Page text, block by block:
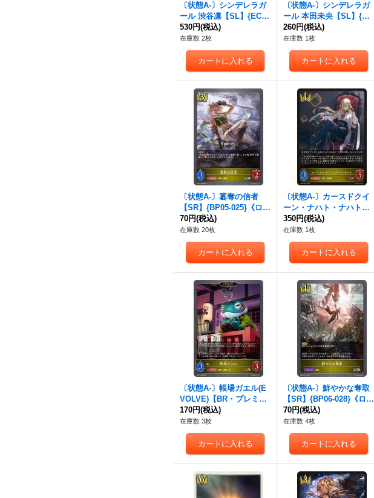
〔状態A-〕シンデレラガ
ール 渋谷凛【SL】{ECP
02-SL06}《ロイヤル》
530円(税込)
在庫数 2枚
〔状態A-〕シンデレラガ
ール 本田未央【SL】{EC
P02-SL07}《ロイヤル》
260円(税込)
在庫数 1枚
〔状態A-〕簒奪の信者
【SR】{BP05-025}《ロイ
ヤル》
70円(税込)
在庫数 20枚
〔状態A-〕カースドクイ
ーン・ナハト・ナハト
【LG】{SD07-004}《ロイ
ヤル》
350円(税込)
在庫数 1枚
〔状態A-〕帳場ガエル(E
VOLVE)【BR・プレミア
ム】{BP14-P08}《ロイヤ
ル》
170円(税込)
在庫数 3枚
〔状態A-〕鮮やかな奪取
【SR】{BP06-028}《ロイ
ヤル》
70円(税込)
在庫数 4枚